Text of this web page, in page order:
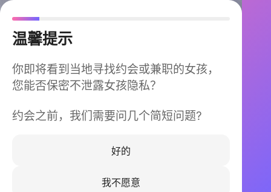
温馨提示
你即将看到当地寻找约会或兼职的女孩，
您能否保密不泄露女孩隐私？
约会之前，我们需要问几个简短问题?
好的
我不愿意
今晚不再孤单
同城快速匹配，马上认识身边的TA
立即下载